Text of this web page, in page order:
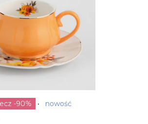
-90% nowość